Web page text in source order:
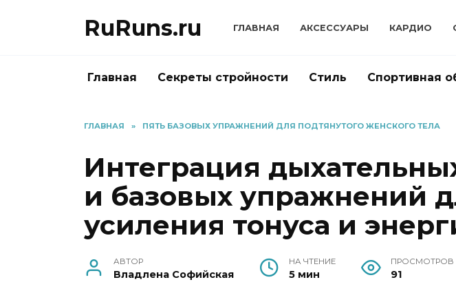
RuRuns.ru ГЛАВНАЯ АКСЕССУАРЫ КАРДИО
Главная Секреты стройности Стиль Спортивная
ГЛАВНАЯ » ПЯТЬ БАЗОВЫХ УПРАЖНЕНИЙ ДЛЯ ПОДТЯНУТОГО ЖЕНСКОГО ТЕЛА
Интеграция
и базовых упражнений
усиления тонуса и
АВТОР
Владлена Софийская
НА ЧТЕНИЕ
5 мин
ПРОСМОТРОВ
91